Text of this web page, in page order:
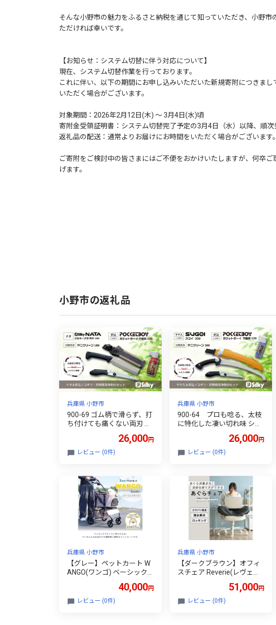
そんな小野市の魅力をふるさと納税を通じて知っていただき、小野市
ただければ幸いです。
【お知らせ：システム切替に伴う対応について】
現在、システム切替作業を行っております。
これに伴い、以下の期間にお申し込みいただいた新規寄附につきま
いただく場合がございます。
対象期間：2026年2月12日(木) ～ 3月4日(水)頃
寄附金受領証明書：システム切替完了予定の3月4日（水）以降、順次
返礼品の配送：通常よりお届けにお時間をいただく場合がございます。
ご寄附をご検討中の皆さまにはご不便をおかけいたしますが、何卒
げます。
小野市の返礼品
兵庫県 小野市
900-69 ゴム柄で滑らず、打
ち付けても痛くない両刃 シ
ルキーナタと折込鋸セット
26,000円
レビュー (0件)
兵庫県 小野市
900-64 プロも唸る、太枝
に特化した凄い切れ味 シル
キー剪定鋸セットB26,000円
レビュー (0件)
兵庫県 小野市
【グレー】ペットカート W
ANGO(ワンゴ) ベーシック
選べるカラー ペットバギー
ドッグカート ペットキャリ
ー ペットキャリーカート ペ
40,000円
レビュー (0件)
兵庫県 小野市
【ダークブラウン】オフィ
スチェア Reverie(レヴェリ
ー)1脚 椅子 チェア あぐらチ
ェア あぐら椅子 あぐら ゲ
ーミングチェア 事務椅子 ワ
51,000円
レビュー (0件)